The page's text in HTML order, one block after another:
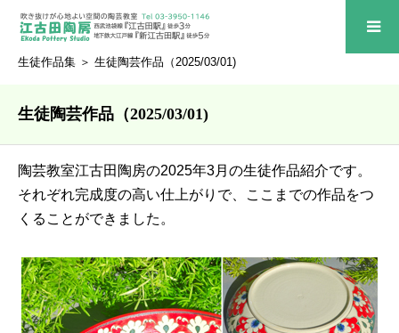
生徒作品集 ＞ 生徒陶芸作品（2025/03/01)
生徒陶芸作品（2025/03/01)
陶芸教室江古田陶房の2025年3月の生徒作品紹介です。
それぞれ完成度の高い仕上がりで、ここまでの作品をつ
くることができました。